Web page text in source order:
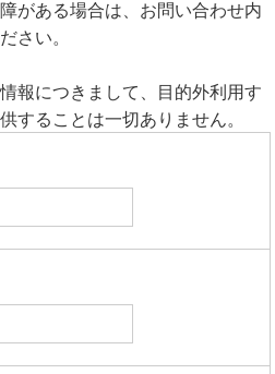
がある場合は、お問い合わせ内
さい。
報につきまして、目的外利用す
することは一切ありません。